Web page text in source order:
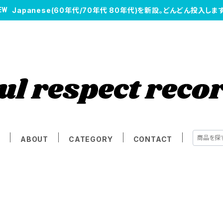
Japanese(60年代/70年代 80年代)を新設。どんどん投入します
ABOUT CATEGORY CONTACT